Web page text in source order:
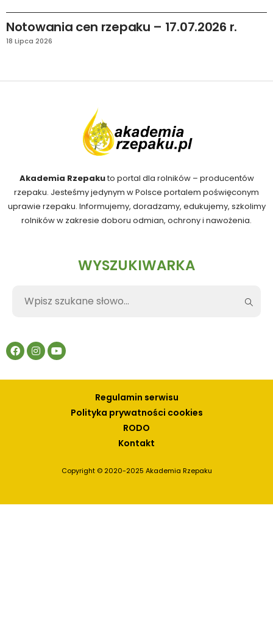
Notowania cen rzepaku – 17.07.2026 r.
18 Lipca 2026
Akademia Rzepakuto portal dla rolników – producentów
rzepaku. Jesteśmy jedynym w Polsce portalem poświęconym
uprawie rzepaku. Informujemy, doradzamy, edukujemy, szkolimy
rolników w zakresie doboru odmian, ochrony i nawożenia.
WYSZUKIWARKA
Copyright © 2020-2025 Akademia Rzepaku
Regulamin serwisu
Polityka prywatności cookies
RODO
Kontakt